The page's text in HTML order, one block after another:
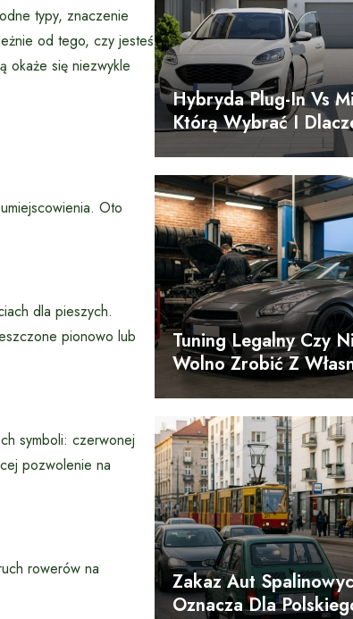
typy, znaczenie
od tego, czy jesteś
okaże się niezwykle
Oto
dla pieszych.
pionowo lub
symboli: czerwonej
pozwolenie na
rowerów na
Hybryda Plug-In Vs
Którą Wybrać I
Tuning Legalny Czy
Wolno Zrobić Z
Zakaz Aut
Oznacza Dla